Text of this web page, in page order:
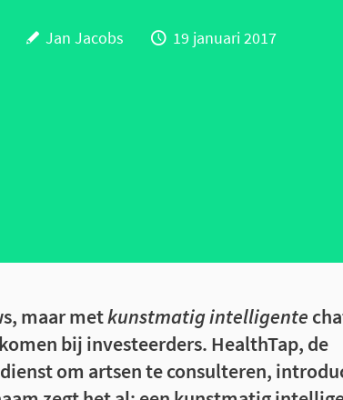
Jan Jacobs 19 januari 2017
maar metkunstmatig intelligente
bij investeerders. HealthTap, de
om artsen te consulteren,